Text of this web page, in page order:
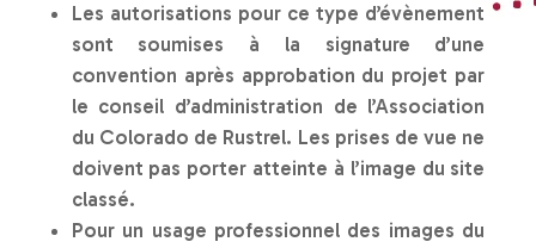
Les autorisations pour ce type d’évènement
sont soumises à la signature d’une
convention après approbation du projet par
le conseil d’administration de l’Association
du Colorado de Rustrel. Les prises de vue ne
doivent pas porter atteinte à l’image du site
classé.
Pour un usage professionnel des images du